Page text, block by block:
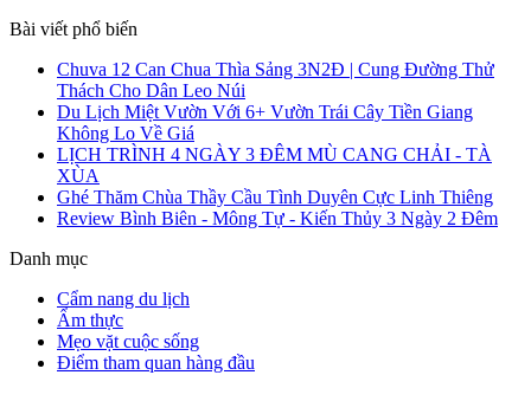
Bài viết phổ biến
Chuva 12 Can Chua Thìa Sảng 3N2Đ | Cung Đường Thử
Thách Cho Dân Leo Núi
Du Lịch Miệt Vườn Với 6+ Vườn Trái Cây Tiền Giang
Không Lo Về Giá
LỊCH TRÌNH 4 NGÀY 3 ĐÊM MÙ CANG CHẢI - TÀ
XÙA
Ghé Thăm Chùa Thầy Cầu Tình Duyên Cực Linh Thiêng
Review Bình Biên - Mông Tự - Kiến Thủy 3 Ngày 2 Đêm
Danh mục
Cẩm nang du lịch
Ẩm thực
Mẹo vặt cuộc sống
Điểm tham quan hàng đầu